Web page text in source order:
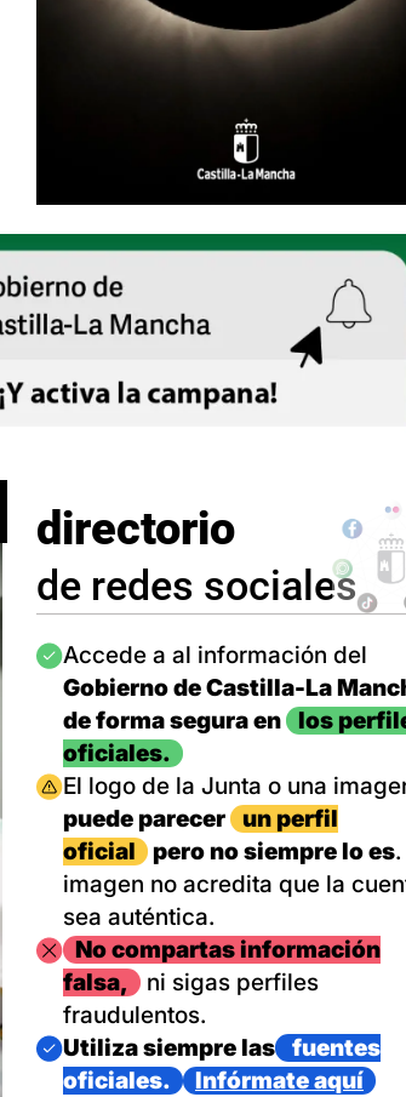
directorio
de redes sociales
Imagen
Accede a al información del
Gobierno de Castilla-La
de forma segura en
los
oficiales.
Imagen
El logo de la Junta o una
puede parecer
un perfil
oficial
pero no siempre lo es
imagen no acredita que la
sea auténtica.
ImagenNo compartas información
falsa,
ni sigas perfiles
fraudulentos.
Imagen
Utiliza siempre las
fuentes
oficiales.
Infórmate aquí